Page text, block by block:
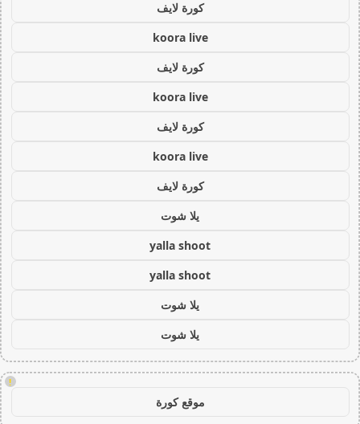
كورة لايف
koora live
كورة لايف
koora live
كورة لايف
koora live
كورة لايف
يلا شوت
yalla shoot
yalla shoot
يلا شوت
يلا شوت
!
موقع كورة